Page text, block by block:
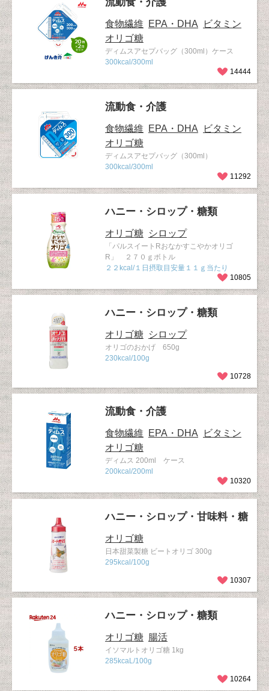
食物繊維 EPA・DHA
ビタミン
オリゴ糖
ディムスアセプバッグ（300ml）ケース
300kcal/300ml
14444
流動食・介護
食物繊維 EPA・DHA
ビタミン
オリゴ糖
ディムスアセプバッグ（300ml）
300kcal/300ml
11292
ハニー・シロップ・糖類
オリゴ糖 シロップ
「パルスイートRおなかすこやかオリゴ
R」 ２７０ｇボトル
２２kcal/１日摂取目安量１１ｇ当たり
10805
ハニー・シロップ・糖類
オリゴ糖 シロップ
オリゴのおかげ 650g
230kcal/100g
10728
流動食・介護
食物繊維 EPA・DHA
ビタミン
オリゴ糖
ディムス 200ml ケース
200kcal/200ml
10320
ハニー・シロップ・甘味料・糖
オリゴ糖
日本甜菜製糖 ビートオリゴ 300g
295kcal/100g
10307
ハニー・シロップ・糖類
オリゴ糖 腸活
イソマルトオリゴ糖 1kg
285kcaL/100g
10264